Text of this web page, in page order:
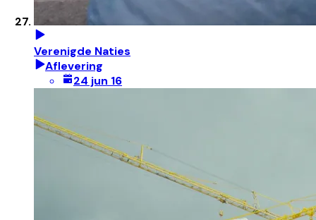
Verenigde Naties
Aflevering
24 jun 16